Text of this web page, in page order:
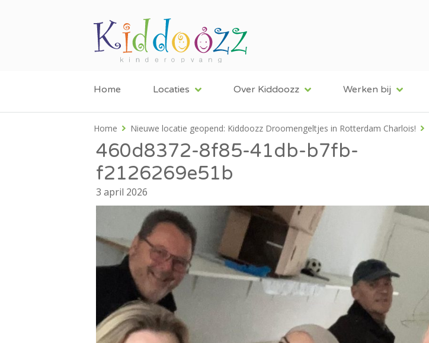
Home Locaties Over Kiddoozz Werken bij
Home Nieuwe locatie geopend: Kiddoozz Droomengeltjes in Rotterdam Charlois!
460d8372-8f85-41db-b7fb-
f2126269e51b
3 april 2026